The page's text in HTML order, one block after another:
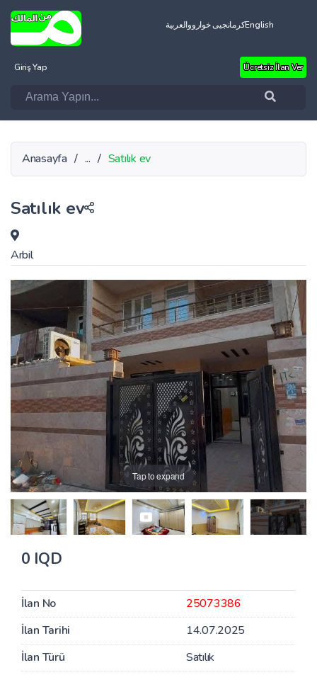
العربيةکرمانجیی خوارووEnglish
Giriş Yap Ücretsiz İlan Ver
Anasayfa / ... / Satılık ev
Satılık ev
Arbil
Tap to expand
0 IQD
İlan No
25073386
İlan Tarihi
14.07.2025
İlan Türü
Satılık